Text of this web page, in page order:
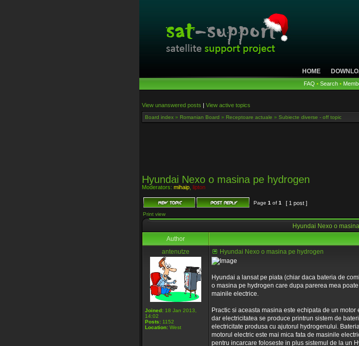
HOME
FAQ • Search•
View unanswered posts | View active topics
Board index » Romanian Board » Receptoare actuale » Subiecte diverse - off topic
Hyundai Nexo o masina pe hydrogen
Moderators: mihaip lipton
Page 1 of 1 [ 1 post ]
Print view
Hyundai Nexo o
Author
antenutze
Joined: 18 Jan 2013,
14:02
Posts: 1152
Location: West
Hyundai Nexo o masina pe hydrogen
Hyundai a lansat pe piata (chiar daca bateria de
o masina pe hydrogen care dupa parerea mea
mainile electrice.
Practic si aceasta masina este echipata de un motor
dar electricitatea se produce printrun sistem de
electricitate produsa cu ajutorul hydrogenului.
motorul electric este mai mica fata de masinile
pentru incarcare foloseste in plus sistemul de la un